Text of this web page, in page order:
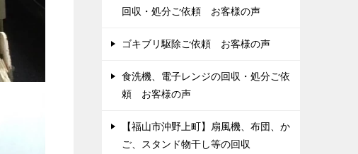
回収・処分ご依頼 お客様の声
ゴキブリ駆除ご依頼 お客様の声
食洗機、電子レンジの回収・処分ご依
頼 お客様の声
【福山市沖野上町】扇風機、布団、か
ご、スタンド物干し等の回収